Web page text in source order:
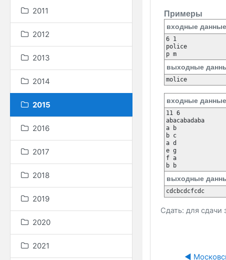
2011
2012
2013
2014
2015
2016
2017
2018
2019
2020
2021
Примеры
входные данные
6 1
police
p m
выходные
molice
входные данные
11 6
abacabadaba
a b
b c
a d
e g
f a
b b
выходные
cdcbcdcfcdc
Сдать: для сдачи
◀︎